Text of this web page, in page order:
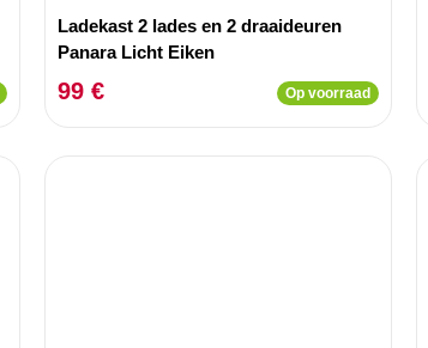
Ladekast 2 lades en 2 draaideuren
Panara Licht Eiken
99 € Op voorraad